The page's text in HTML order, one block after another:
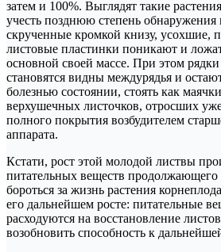
затем и 100%. Выглядят такие
учесть позднюю степень обнаружения
скрученные кромкой книзу, усохшие,
листовые пластинки поникают и
основной своей массе. При этом
становятся видны междурядья и
болезнью состоянии, стоять как
верхушечных листочков, отросших
полного покрытия возбудителем
аппарата.
Кстати, рост этой молодой листвы
питательных веществ продолжающего
бороться за жизнь растения
его дальнейшем росте: питательные
расходуются на восстановление
возобновить способность к